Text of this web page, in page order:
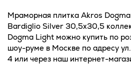
Мраморная плитка Akros
Bardiglio Silver 30,5x30,5
Dogma Light можно купить по
шоу-руме в Москве по адресу
4 или через наш интернет-